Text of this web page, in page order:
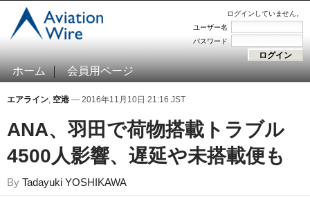
ログインしていません。
ユーザー名
パスワード
ホーム 会員用ページ
エアライン, 空港 — 2016年11月10日 21:16 JST
ANA、羽田で荷物搭載トラブル
4500人影響、遅延や未搭載便も
By Tadayuki YOSHIKAWA